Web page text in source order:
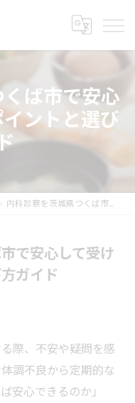
くば市で安心
ントと選び
内科診察を茨城県つくば市で安心して受けるためのポイントと選び方ガイド
で安心して受け
ガイド
際、不安や疑問を感
調不良から定期的な
安心できるのか」